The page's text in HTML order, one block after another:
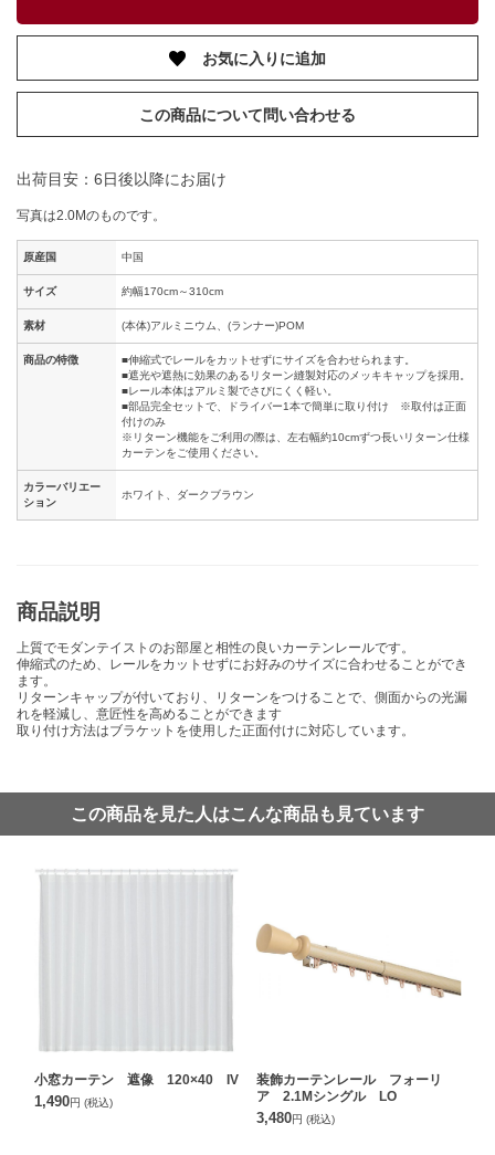
お気に入りに追加
この商品について問い合わせる
出荷目安：6日後以降にお届け
写真は2.0Mのものです。
原産国 中国
サイズ 約幅170cm～310cm
素材 (本体)アルミニウム、(ランナー)POM
商品の特徴
■伸縮式でレールをカットせずにサイズを合わせられます。
■遮光や遮熱に効果のあるリターン縫製対応のメッキキャップを採用。
■レール本体はアルミ製でさびにくく軽い。
■部品完全セットで、ドライバー1本で簡単に取り付け ※取付は正面
付けのみ
※リターン機能をご利用の際は、左右幅約10cmずつ長いリターン仕様
カーテンをご使用ください。
カラーバリエー
ション
ホワイト、ダークブラウン
商品説明
上質でモダンテイストのお部屋と相性の良いカーテンレールです。
伸縮式のため、レールをカットせずにお好みのサイズに合わせることができ
ます。
リターンキャップが付いており、リターンをつけることで、側面からの光漏
れを軽減し、意匠性を高めることができます
取り付け方法はブラケットを使用した正面付けに対応しています。
この商品を見た人はこんな商品も見ています
小窓カーテン 遮像 120×40 IV
1,490円 (税込)
装飾カーテンレール フォーリ
ア 2.1Mシングル LO
3,480円 (税込)